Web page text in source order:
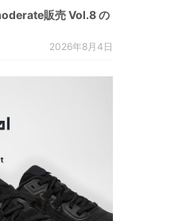
販売 Vol.8 の
2026年8月4日